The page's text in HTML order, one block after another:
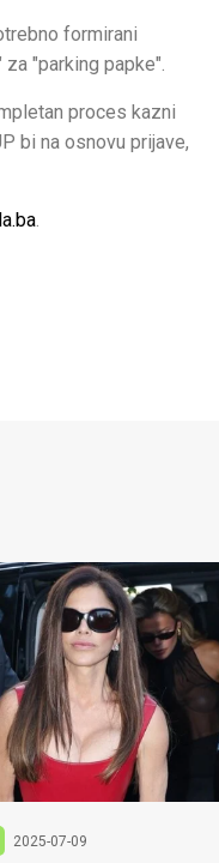
formirani
"parking papke".
proces kazni
bi na osnovu prijave,
.
2025-07-09